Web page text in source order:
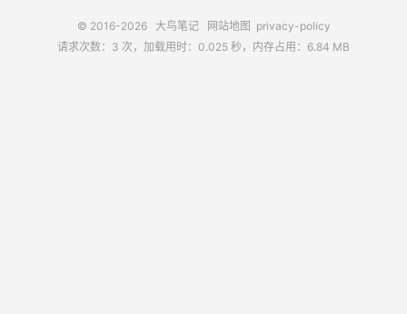
© 2016-2026 大鸟笔记 网站地图 privacy-policy
请求次数：3 次，加载用时：0.025 秒，内存占用：6.84 MB